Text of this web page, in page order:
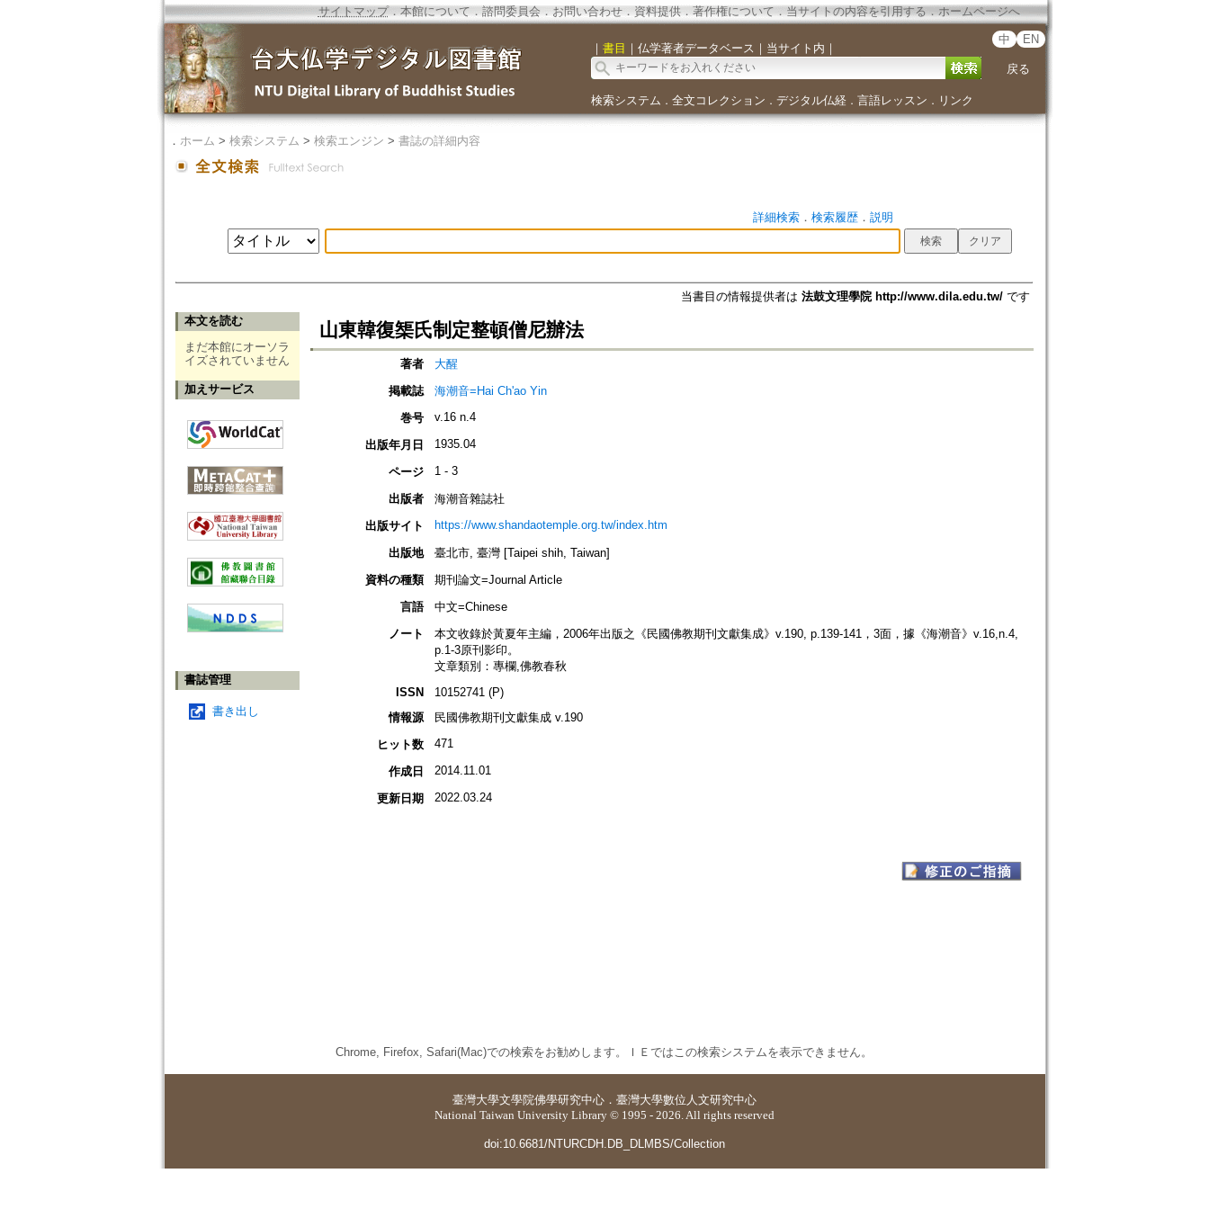
サイトマップ．本館について ． 諮問委員会． お問い合わせ． 資料提供． 著作権について．当サイトの内容を引用する ． ホームページへ
｜ 書目 ｜ 仏学著者データベース ｜ 当サイト内 ｜
中 EN
戻る
検索システム ． 全文コレクション ． デジタル仏経． 言語レッスン ． リンク
． ホーム > 検索システム > 検索エンジン > 書誌の詳細内容
詳細検索． 検索履歴． 説明
当書目の情報提供者は 法鼓文理學院 http://www.dila.edu.tw/です
本文を読む
まだ本館にオーソラ
イズされていません
加えサービス
書誌管理
書き出し
山東韓復榘氏制定整頓僧尼辦法
著者
大醒
掲載誌
海潮音=Hai Ch'ao Yin
巻号
v.16 n.4
出版年月日 1935.04
ページ 1 - 3
出版者
海潮音雜誌社
出版サイト
https://www.shandaotemple.org.tw/index.htm
出版地
臺北市, 臺灣 [Taipei shih, Taiwan]
資料の種類
期刊論文=Journal Article
言語
中文=Chinese
ノート
本文收錄於黃夏年主編，2006年出版之《民國佛教期刊文獻集成》v.190, p.139-141，3面，據《海潮音》v.16,n.4,
p.1-3原刊影印。
文章類別：專欄,佛教春秋
ISSN
10152741 (P)
情報源
民國佛教期刊文獻集成 v.190
ヒット数
471
作成日 2014.11.01
更新日期 2022.03.24
Chrome, Firefox, Safari(Mac)での検索をお勧めします。ＩＥではこの検索システムを表示できません。
臺灣大學文學院佛學研究中心 ． 臺灣大學數位人文研究中心
National Taiwan University Library © 1995 - 2026. All rights reserved
doi:10.6681/NTURCDH.DB_DLMBS/Collection